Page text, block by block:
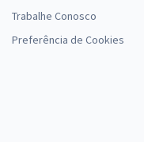
Trabalhe Conosco
Preferência de Cookies